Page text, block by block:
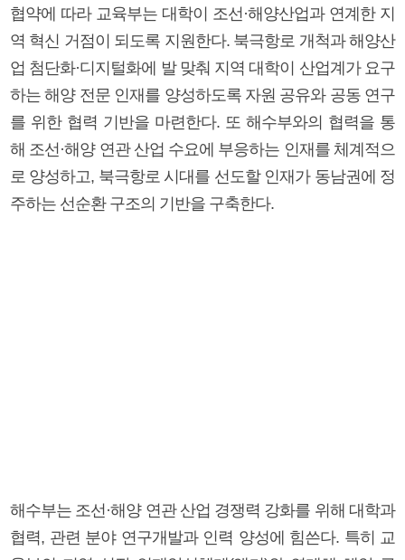
협약에 따라 교육부는 대학이 조선·해양산업과 연계한 지
역 혁신 거점이 되도록 지원한다. 북극항로 개척과 해양산
업 첨단화·디지털화에 발 맞춰 지역 대학이 산업계가 요구
하는 해양 전문 인재를 양성하도록 자원 공유와 공동 연구
를 위한 협력 기반을 마련한다. 또 해수부와의 협력을 통
해 조선·해양 연관 산업 수요에 부응하는 인재를 체계적으
로 양성하고, 북극항로 시대를 선도할 인재가 동남권에 정
주하는 선순환 구조의 기반을 구축한다.
해수부는 조선·해양 연관 산업 경쟁력 강화를 위해 대학과
협력, 관련 분야 연구개발과 인력 양성에 힘쓴다. 특히 교